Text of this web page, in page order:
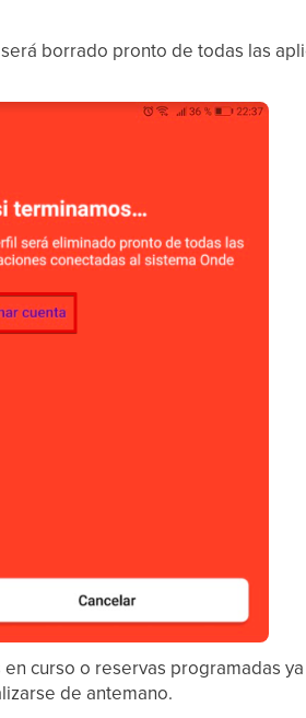
borrado pronto de todas las
curso o reservas programadas
de antemano.